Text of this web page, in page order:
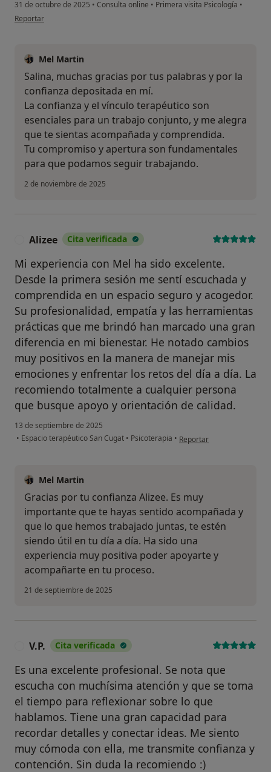
31 de octubre de 2025 • Consulta online • Primera visita Psicología •
en opinión del usuario Salina Fernandez
Reportar
Mel Martin
Salina, muchas gracias por tus palabras y por la
confianza depositada en mí.
La confianza y el vínculo terapéutico son
esenciales para un trabajo conjunto, y me alegra
que te sientas acompañada y comprendida.
Tu compromiso y apertura son fundamentales
para que podamos seguir trabajando.
2 de noviembre de 2025
Alizee Cita verificada
Mi experiencia con Mel ha sido excelente.
Desde la primera sesión me sentí escuchada y
comprendida en un espacio seguro y acogedor.
Su profesionalidad, empatía y las herramientas
prácticas que me brindó han marcado una gran
diferencia en mi bienestar. He notado cambios
muy positivos en la manera de manejar mis
emociones y enfrentar los retos del día a día. La
recomiendo totalmente a cualquier persona
que busque apoyo y orientación de calidad.
13 de septiembre de 2025
• Espacio terapéutico San Cugat • Psicoterapia • en opinión del usuario
Reportar
Mel Martin
Gracias por tu confianza Alizee. Es muy
importante que te hayas sentido acompañada y
que lo que hemos trabajado juntas, te estén
siendo útil en tu día a día. Ha sido una
experiencia muy positiva poder apoyarte y
acompañarte en tu proceso.
21 de septiembre de 2025
V.P. Cita verificada
Es una excelente profesional. Se nota que
escucha con muchísima atención y que se toma
el tiempo para reflexionar sobre lo que
hablamos. Tiene una gran capacidad para
recordar detalles y conectar ideas. Me siento
muy cómoda con ella, me transmite confianza y
contención. Sin duda la recomiendo :)